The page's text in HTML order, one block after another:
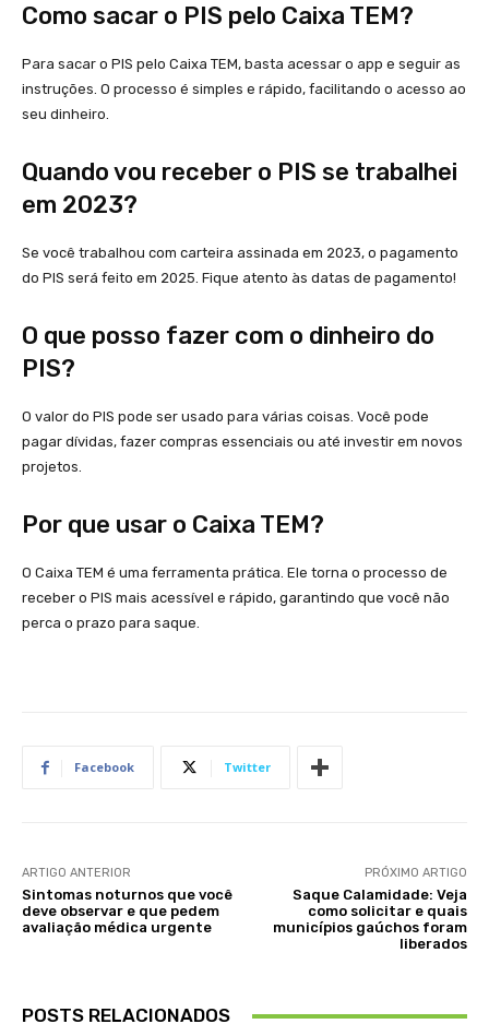
Como sacar o PIS pelo Caixa TEM?
Para sacar o PIS pelo Caixa TEM, basta acessar o app e seguir as
instruções. O processo é simples e rápido, facilitando o acesso ao
seu dinheiro.
Quando vou receber o PIS se trabalhei
em 2023?
Se você trabalhou com carteira assinada em 2023, o pagamento
do PIS será feito em 2025. Fique atento às datas de pagamento!
O que posso fazer com o dinheiro do
PIS?
O valor do PIS pode ser usado para várias coisas. Você pode
pagar dívidas, fazer compras essenciais ou até investir em novos
projetos.
Por que usar o Caixa TEM?
O Caixa TEM é uma ferramenta prática. Ele torna o processo de
receber o PIS mais acessível e rápido, garantindo que você não
perca o prazo para saque.
Facebook Twitter
ARTIGO ANTERIOR
Sintomas noturnos que você
deve observar e que pedem
avaliação médica urgente
PRÓXIMO ARTIGO
Saque Calamidade: Veja
como solicitar e quais
municípios gaúchos foram
liberados
POSTS RELACIONADOS